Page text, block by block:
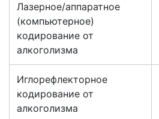
Лазерное/аппаратное
(компьютерное)
кодирование от
алкоголизма
Иглорефлекторное
кодирование от
алкоголизма